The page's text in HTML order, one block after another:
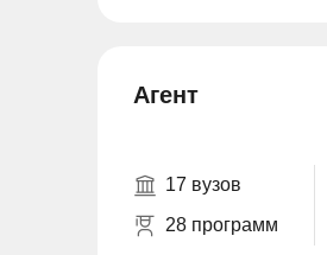
Агент
17 вузов
28 программ